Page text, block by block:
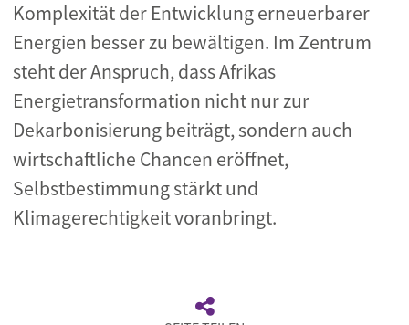
Komplexität der Entwicklung erneuerbarer
Energien besser zu bewältigen. Im Zentrum
steht der Anspruch, dass Afrikas
Energietransformation nicht nur zur
Dekarbonisierung beiträgt, sondern auch
wirtschaftliche Chancen eröffnet,
Selbstbestimmung stärkt und
Klimagerechtigkeit voranbringt.